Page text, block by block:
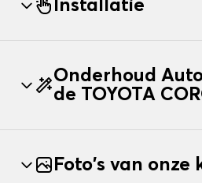
Installatie
Onderhoud
de TOYOTA
Foto's van onze